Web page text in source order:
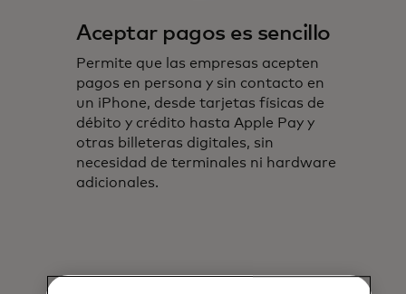
Aceptar pagos es sencillo
Permite que las empresas acepten
pagos en persona y sin contacto en
un iPhone, desde tarjetas físicas de
débito y crédito hasta Apple Pay y
otras billeteras digitales, sin
necesidad de terminales ni hardware
adicionales.